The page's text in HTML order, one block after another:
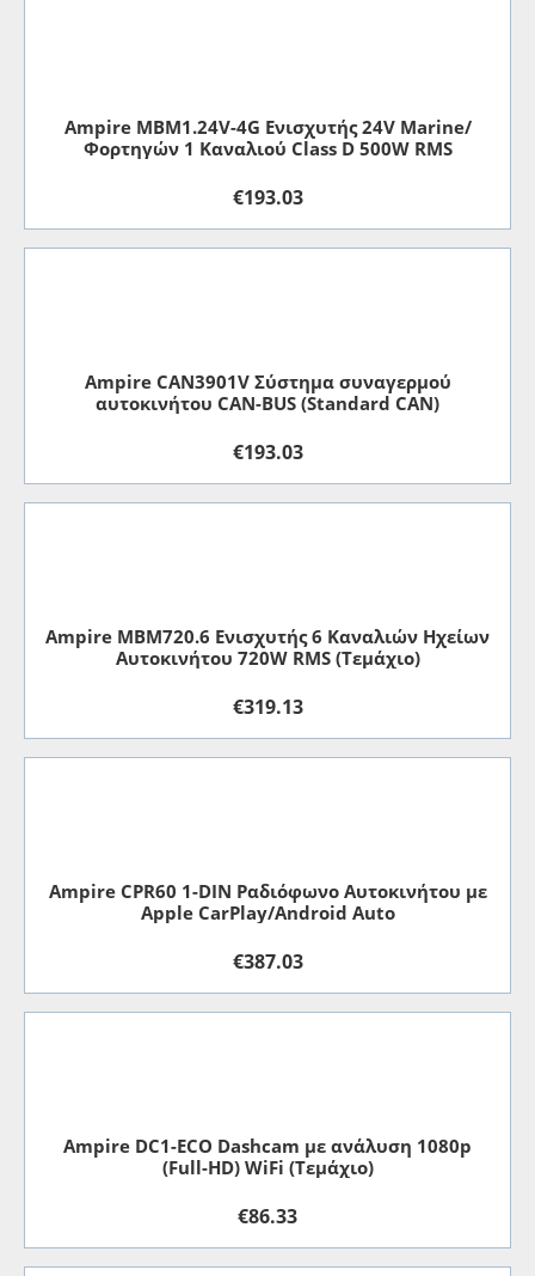
Ampire MBM1.24V-4G Ενισχυτής 24V Marine/
Φορτηγών 1 Καναλιού Class D 500W RMS
€193.03
Ampire CAN3901V Σύστημα συναγερμού
αυτοκινήτου CAN-BUS (Standard CAN)
€193.03
Ampire MBM720.6 Ενισχυτής 6 Καναλιών Ηχείων
Αυτοκινήτου 720W RMS (Τεμάχιο)
€319.13
Ampire CPR60 1-DIN Ραδιόφωνο Αυτοκινήτου με
Apple CarPlay/Android Auto
€387.03
Ampire DC1-ECO Dashcam με ανάλυση 1080p
(Full-HD) WiFi (Τεμάχιο)
€86.33